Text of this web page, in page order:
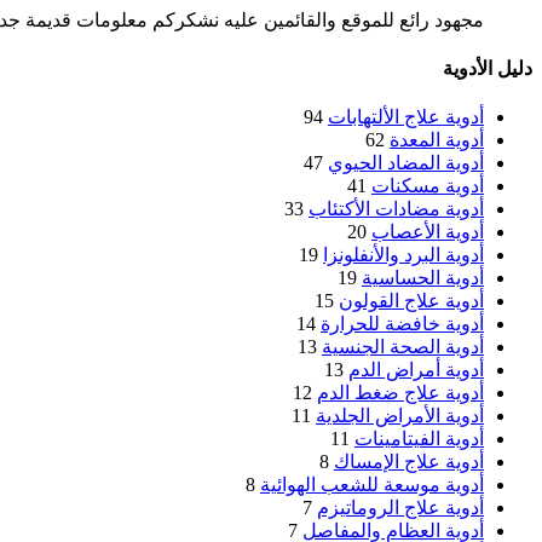
مجهود رائع للموقع والقائمين عليه نشكركم معلومات قديمة
دليل الأدوية
أدوية علاج الألتهابات 94
أدوية المعدة 62
أدوية المضاد الحيوي 47
أدوية مسكنات 41
أدوية مضادات الأكتئاب 33
أدوية الأعصاب 20
أدوية البرد والأنفلونزا
19
أدوية الحساسية 19
أدوية علاج القولون 15
أدوية خافضة للحرارة 14
أدوية الصحة الجنسية 13
أدوية أمراض الدم 13
أدوية علاج ضغط الدم 12
أدوية الأمراض الجلدية 11
أدوية الفيتامينات 11
أدوية علاج الإمساك 8
أدوية موسعة للشعب الهوائية 8
أدوية علاج الروماتيزم 7
أدوية العظام والمفاصل 7